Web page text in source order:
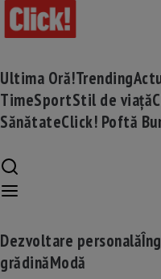
Ultima Oră!Trending
TimeSportStil de viață
SănătateClick! Poftă
Dezvoltare personală
grădinăModă